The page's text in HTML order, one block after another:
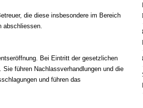
die diese insbesondere im Bereich
abschliessen.
Bei Eintritt der gesetzlichen
führen Nachlassverhandlungen und die
und führen das